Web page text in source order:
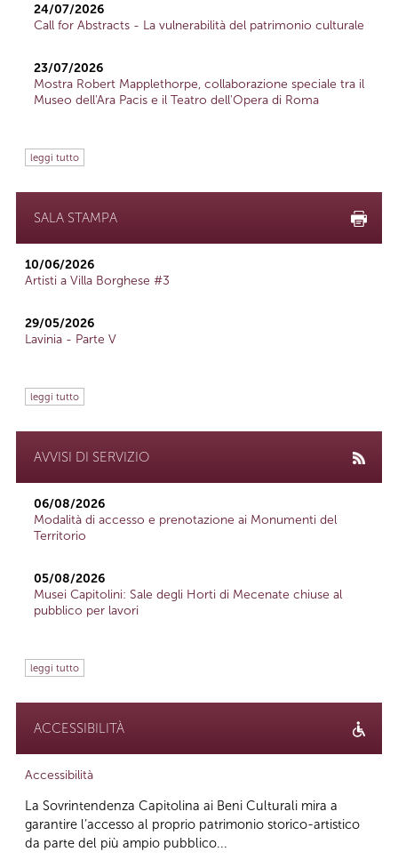
24/07/2026
Call for Abstracts - La vulnerabilità del patrimonio culturale
23/07/2026
Mostra Robert Mapplethorpe, collaborazione speciale tra il
Museo dell'Ara Pacis e il Teatro dell'Opera di Roma
leggi tutto
SALA STAMPA
10/06/2026
Artisti a Villa Borghese #3
29/05/2026
Lavinia - Parte V
leggi tutto
AVVISI DI SERVIZIO
06/08/2026
Modalità di accesso e prenotazione ai Monumenti del
Territorio
05/08/2026
Musei Capitolini: Sale degli Horti di Mecenate chiuse al
pubblico per lavori
leggi tutto
ACCESSIBILITÀ
Accessibilità
La Sovrintendenza Capitolina ai Beni Culturali mira a
garantire l’accesso al proprio patrimonio storico-artistico
da parte del più ampio pubblico...